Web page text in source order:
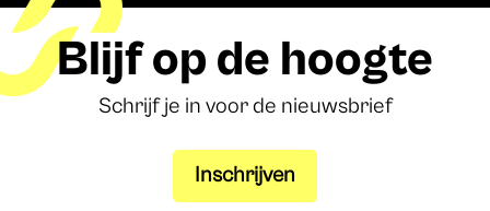
Blijf op de hoogte
Schrijf je in voor de nieuwsbrief
Inschrijven